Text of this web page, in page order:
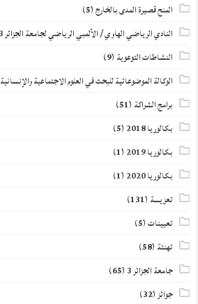
المنح قصيرة المدى بالخارج(5)
النادي الرياضي الهاوي / الألمبي الرياضي لجامعة الجزائر 3
النشاطات التوعوية (9)
الوكالة الموضوعاتية للبحث في العلوم الاجتماعية والإنسانية
برامج الشراكة (51)
بكالوريا 2018
(5)
بكالوريا 2019
(1)
بكالوريا 2020
(1)
تعزيــــة (131)
تعيينات(5)
تهنئة (58)
جامعة الجزائر 3 (65)
جوائز(32)